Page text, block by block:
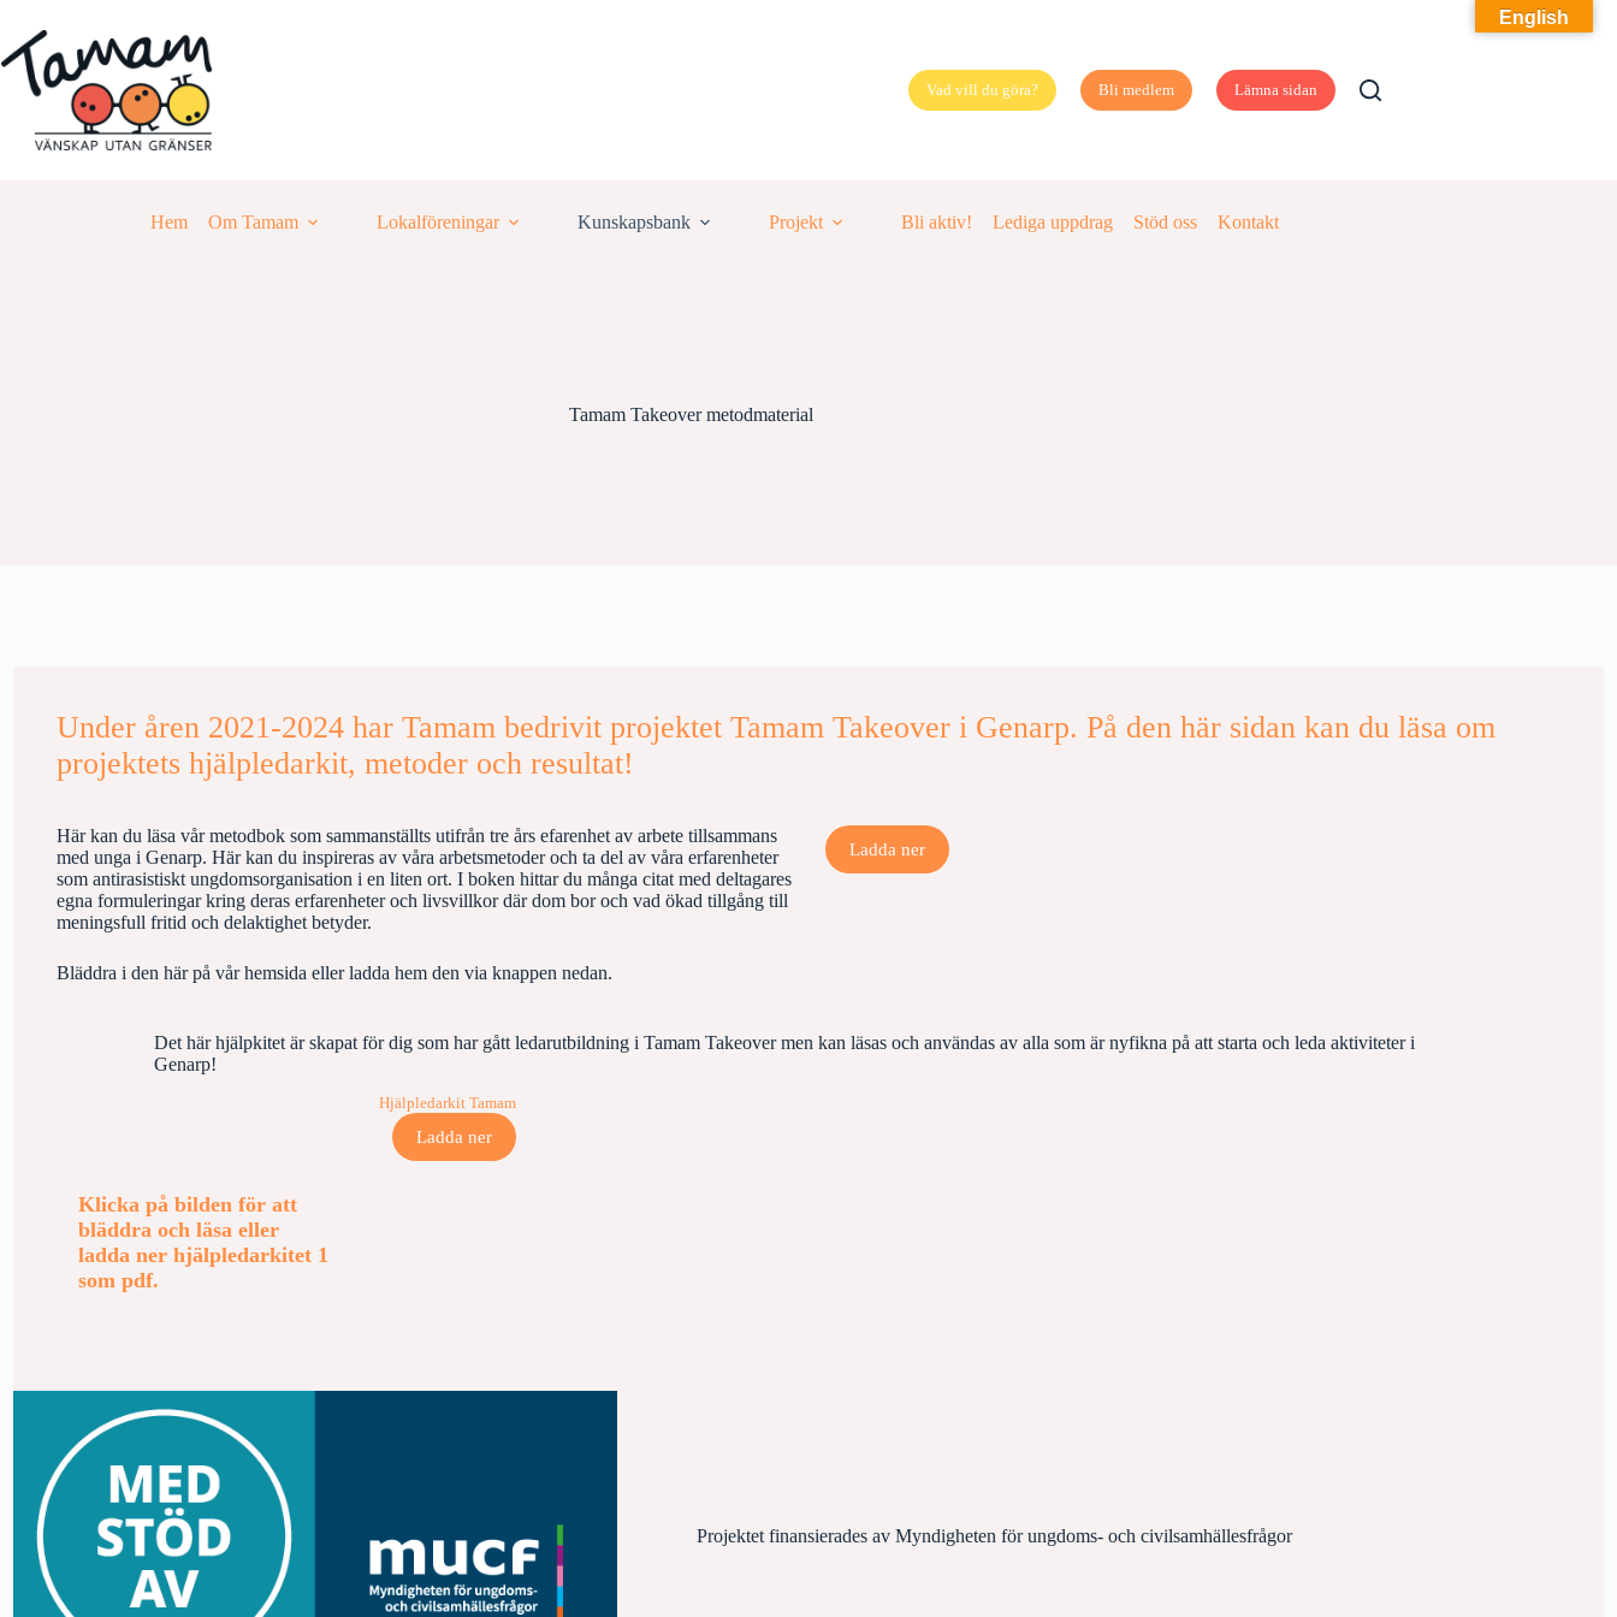
innehåll
Vad vill du göra? Bli medlem Lämna sidan
Hem Om Tamam Lokalföreningar Kunskapsbank Projekt Bli aktiv! Lediga uppdrag Stöd oss Kontakt
Tamam Takeover metodmaterial
Under åren 2021-2024 har Tamam bedrivit projektet Tamam Takeover i Genarp. På den här sidan kan du läsa om
projektets hjälpledarkit, metoder och resultat!
Här kan du läsa vår metodbok som sammanställts utifrån tre års efarenhet av arbete tillsammans
med unga i Genarp. Här kan du inspireras av våra arbetsmetoder och ta del av våra erfarenheter
som antirasistiskt ungdomsorganisation i en liten ort. I boken hittar du många citat med deltagares
egna formuleringar kring deras erfarenheter och livsvillkor där dom bor och vad ökad tillgång till
meningsfull fritid och delaktighet betyder.
Bläddra i den här på vår hemsida eller ladda hem den via knappen nedan.
Ladda ner
Det här hjälpkitet är skapat för dig som har gått ledarutbildning i Tamam Takeover men kan läsas och användas av alla som är nyfikna på att starta och leda aktiviteter i
Genarp!
Klicka på bilden för att
bläddra och läsa eller
ladda ner hjälpledarkitet 1
som pdf.
Hjälpledarkit Tamam
Ladda ner
Projektet finansierades av Myndigheten för ungdoms- och civilsamhällesfrågor
English